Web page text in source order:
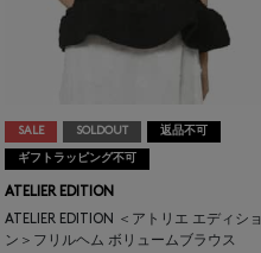
SALE SOLDOUT 返品不可
ギフトラッピング不可
ATELIER EDITION
ATELIER EDITION ＜アトリエ エディショ
ン＞フリルヘム ボリュームブラウス